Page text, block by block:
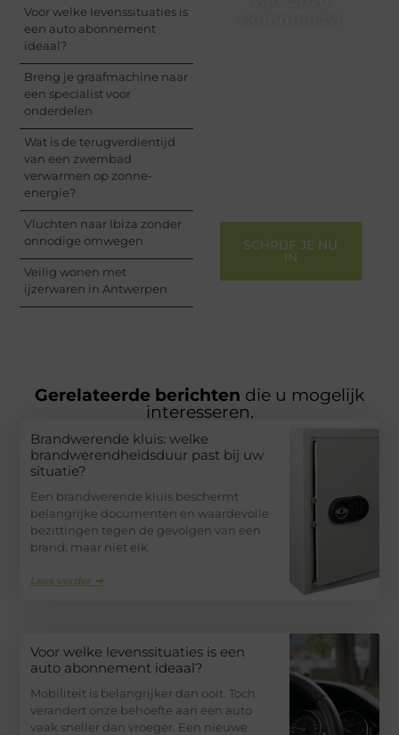
Voor welke levenssituaties is
een auto abonnement
ideaal?
Breng je graafmachine naar
een specialist voor
onderdelen
Wat is de terugverdientijd
van een zwembad
verwarmen op zonne-
energie?
Vluchten naar Ibiza zonder
onnodige omwegen
Veilig wonen met
ijzerwaren in Antwerpen
SCHRIJF JE NU
IN
Gerelateerde berichten die u mogelijk
interesseren.
Brandwerende kluis: welke
brandwerendheidsduur past bij uw
situatie?
Een brandwerende kluis beschermt
belangrijke documenten en waardevolle
bezittingen tegen de gevolgen van een
brand, maar niet elk
Lees verder ➜
Voor welke levenssituaties is een
auto abonnement ideaal?
Mobiliteit is belangrijker dan ooit. Toch
verandert onze behoefte aan een auto
vaak sneller dan vroeger. Een nieuwe